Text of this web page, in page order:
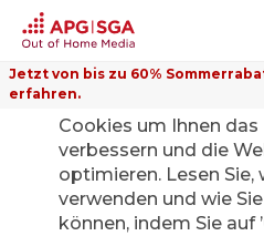
Jetzt von bis zu 60%
erfahren.
Zurück
Auf dieser Website
Cookies um Ihnen
verbessern und die
optimieren. Lesen Sie,
verwenden und wie
können, indem Sie auf